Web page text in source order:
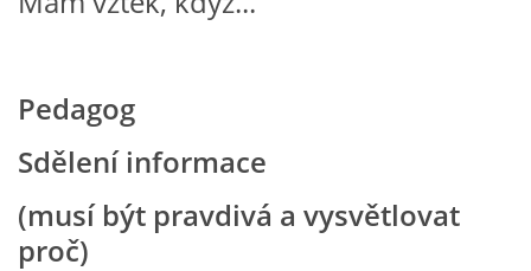
VÝTVARNÉ POMŮCKY
VÝTVARNÉ AKTIVITY - JARO
VÝTVARNÉ AKTIVITY - LÉTO
Pedagog
Sdělení informace
(musí být pravdivá a vysvětlovat
proč)